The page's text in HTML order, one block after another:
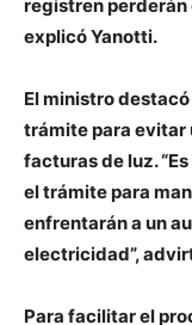
registren perderán
explicó Yanotti.
El ministro
trámite para evitar
facturas de luz.
el trámite para
enfrentarán a un
electricidad”,
Para facilitar el